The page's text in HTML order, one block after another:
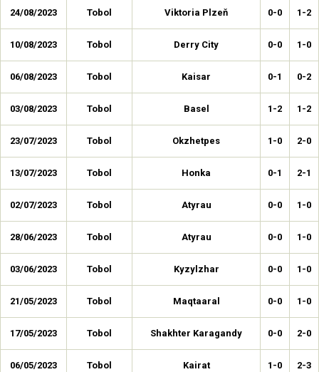
24/08/2023 Tobol Viktoria Plzeň 0-0 1-2
10/08/2023 Tobol Derry City 0-0 1-0
06/08/2023 Tobol Kaisar 0-1 0-2
03/08/2023 Tobol Basel 1-2 1-2
23/07/2023 Tobol Okzhetpes 1-0 2-0
13/07/2023 Tobol Honka 0-1 2-1
02/07/2023 Tobol Atyrau 0-0 1-0
28/06/2023 Tobol Atyrau 0-0 1-0
03/06/2023 Tobol Kyzylzhar 0-0 1-0
21/05/2023 Tobol Maqtaaral 0-0 1-0
17/05/2023 Tobol Shakhter Karagandy 0-0 2-0
06/05/2023 Tobol Kairat 1-0 2-3